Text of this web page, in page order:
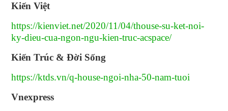
Kiến Việt
https://kienviet.net/2020/11/04/thouse-su-ket-noi-
ky-dieu-cua-ngon-ngu-kien-truc-acspace/
Kiến Trúc & Đời Sống
https://ktds.vn/q-house-ngoi-nha-50-nam-tuoi
Vnexpress